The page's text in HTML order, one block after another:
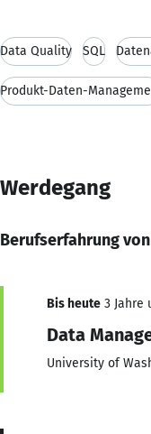
Data Quality SQL
Produkt-Daten-
Werdegang
Berufserfahrung
Bis heute 3 Jahre
Data
University of